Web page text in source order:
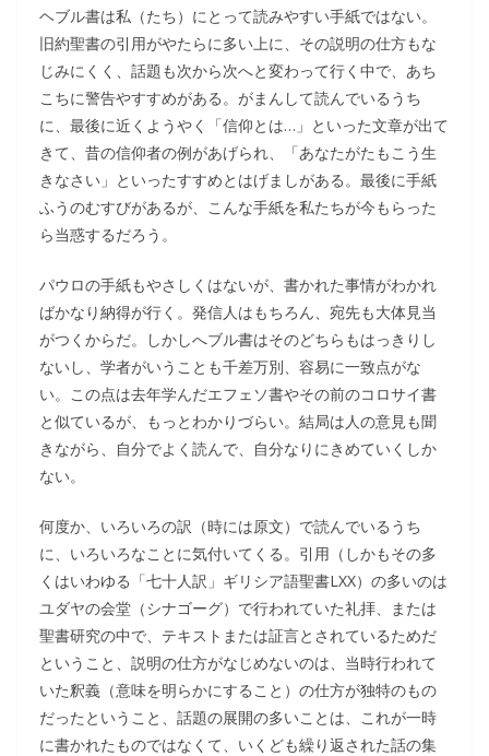
ヘブル書は私（たち）にとって読みやすい手紙ではない。
旧約聖書の引用がやたらに多い上に、その説明の仕方もな
じみにくく、話題も次から次へと変わって行く中で、あち
こちに警告やすすめがある。がまんして読んでいるうち
に、最後に近くようやく「信仰とは…」といった文章が出て
きて、昔の信仰者の例があげられ、「あなたがたもこう生
きなさい」といったすすめとはげましがある。最後に手紙
ふうのむすびがあるが、こんな手紙を私たちが今もらった
ら当惑するだろう。
パウロの手紙もやさしくはないが、書かれた事情がわかれ
ばかなり納得が行く。発信人はもちろん、宛先も大体見当
がつくからだ。しかしへブル書はそのどちらもはっきりし
ないし、学者がいうことも千差万別、容易に一致点がな
い。この点は去年学んだエフェソ書やその前のコロサイ書
と似ているが、もっとわかりづらい。結局は人の意見も聞
きながら、自分でよく読んで、自分なりにきめていくしか
ない。
何度か、いろいろの訳（時には原文）で読んでいるうち
に、いろいろなことに気付いてくる。引用（しかもその多
くはいわゆる「七十人訳」ギリシア語聖書LXX）の多いのは
ユダヤの会堂（シナゴーグ）で行われていた礼拝、または
聖書研究の中で、テキストまたは証言とされているためだ
ということ、説明の仕方がなじめないのは、当時行われて
いた釈義（意味を明らかにすること）の仕方が独特のもの
だったということ、話題の展開の多いことは、これが一時
に書かれたものではなくて、いくども繰り返された話の集